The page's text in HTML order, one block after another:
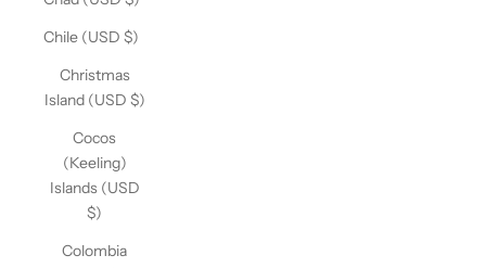
Chile (USD $)
Christmas
Island (USD $)
Cocos
(Keeling)
Islands (USD
$)
Colombia